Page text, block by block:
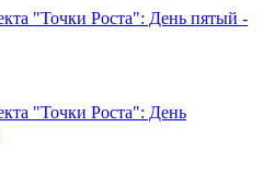
"Точки Роста": День пятый -
"Точки Роста": День